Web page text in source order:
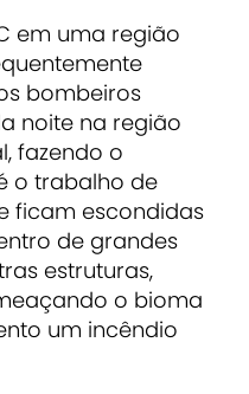
em uma região
bombeiros
noite na região
fazendo o
o trabalho de
ficam escondidas
de grandes
estruturas,
o bioma
um incêndio